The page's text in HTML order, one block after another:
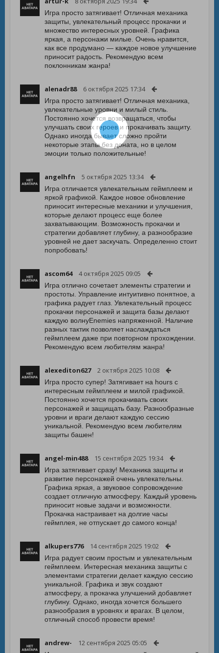
Игра просто затягивает! Отличная механика
защиты, увлекательный процесс прокачки и
множество интересных уровней. Графика
яркая, а персонажи милые. Очень нравится,
как все продумано — каждое новое улучшение
приносит радость. Рекомендую всем
поклонникам жанра!
alenadr88 6 октября 2025 17:34
Игра просто затягивает! Отличная механика,
увлекательные уровни и милый стиль.
Постоянно хочется возвращаться, чтобы
улучшать своих героев и прокачивать защиту.
Однако иногда бывает сложно пройти
некоторые этапы без доната, но в целом
эмоции только положительные!
angelhfn 5 октября 2025 13:34
Игра отличается увлекательным геймплеем и
яркой графикой. Каждое новое обновление
приносит интересные механики и улучшения,
которые делают процесс еще более
захватывающим. Возможность прокачки и
стратегии добавляет глубину, а разнообразие
уровней не дает заскучать. Определенно стоит
попробовать!
ascom64 4 октября 2025 09:05
Игра отлично сочетает элементы стратегии и
простоты. Управление интуитивно понятное, а
графика радует глаз. Увлекательный процесс
прокачки персонажей и защита базы делают
каждую волнуEnemies напряженной. Наличие
разных тактик позволяет наслаждаться
геймплеем даже при повторном прохождении.
Рекомендую всем любителям жанра!
alexediton627 2 октября 2025 10:08
Игра просто супер! Затягивает на hours с
интересным геймплеем и милой графикой.
Постоянно хочется прокачивать своих
персонажей и защищать базу. Разнообразные
уровни и враги делают каждую сессию
уникальной. Рекомендую всем любителям
защиты башен!
angel-min488 15 сентября 2025 19:34
Игра затягивает сразу! Механика защиты и
развитие персонажей очень увлекательны.
Графика яркая, а звуковое сопровождение
создает отличную атмосферу. Каждый уровень
приносит новые задачи и возможности.
Прокачка настраивает на долгие часы
геймплея, не отпускает до самого конца!
alkupers776 14 сентября 2025 19:02
Игра радует своим простым и увлекательным
геймплеем. Интересная механика защиты с
элементами стратегии делает каждую сессию
уникальной. Графика и звук создают
атмосферу, а прокачка улучшений добавляет
глубину. Однако, иногда хочется большего
разнообразия в уровнях и врагах. В целом,
отличный способ провести время!
andrew- 12 сентября 2025 05:05